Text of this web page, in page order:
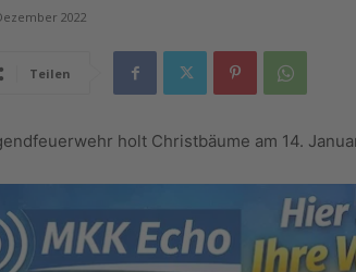
2022
Teilen
holt Christbäume am 14.